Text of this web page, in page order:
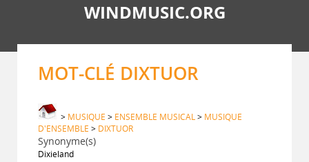
WINDMUSIC.ORG
MOT-CLÉ DIXTUOR
> MUSIQUE > ENSEMBLE MUSICAL> MUSIQUE
D'ENSEMBLE > DIXTUOR
Synonyme(s)
Dixieland